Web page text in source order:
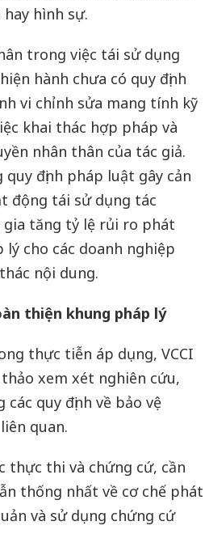
hình sự.
trong việc tái sử dụng
hành chưa có quy định
vi chỉnh sửa mang tính kỹ
khai thác hợp pháp và
nhân thân của tác giả.
định pháp luật gây cản
động tái sử dụng tác
tăng tỷ lệ rủi ro phát
cho các doanh nghiệp
nội dung.
thiện khung pháp lý
thực tiễn áp dụng, VCCI
xem xét nghiên cứu,
quy định về bảo vệ
quan.
thực thi và chứng cứ, cần
thống nhất về cơ chế phát
và sử dụng chứng cứ